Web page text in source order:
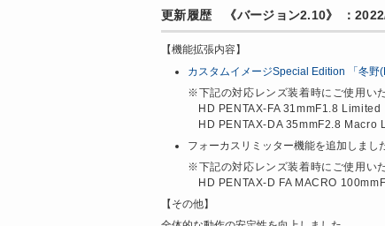
更新履歴 《バージョン2.10》 ：
【機能拡張内容】
カスタムイメージSpecial Edition 「冬野
※下記の対応レンズ装着時にご使用い
HD PENTAX-FA 31mmF1.8 Limited
HD PENTAX-DA 35mmF2.8 Macro
フォーカスリミッター機能を追加しまし
※下記の対応レンズ装着時にご使用い
HD PENTAX-D FA MACRO
【その他】